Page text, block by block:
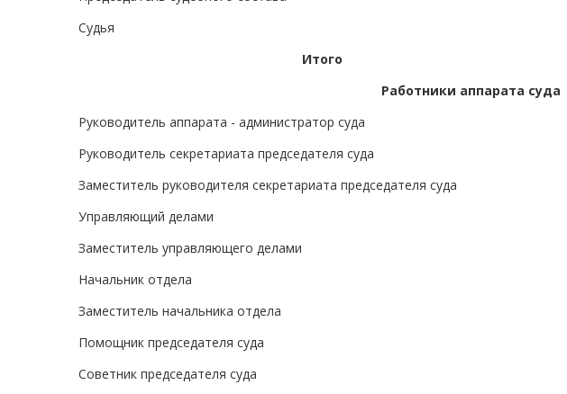
Судья
Итого
Работники аппарата суда
Руководитель аппарата - администратор суда
Руководитель секретариата председателя суда
Заместитель руководителя секретариата председателя суда
Управляющий делами
Заместитель управляющего делами
Начальник отдела
Заместитель начальника отдела
Помощник председателя суда
Советник председателя суда